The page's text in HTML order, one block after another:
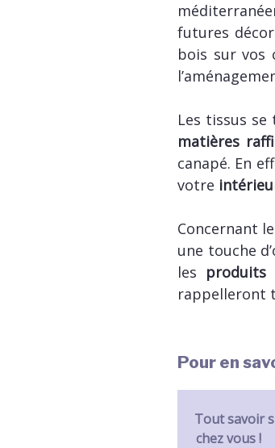
futures
bois sur vos
Les tissus
matières
canapé. En
votre
Concernant
une touche
les produits
rappelleront
Pour en
Tout savoir
chez vous !